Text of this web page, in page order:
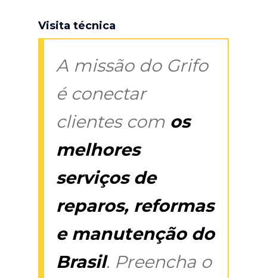
Visita técnica
A missão do Grifo
é conectar
clientes com os
melhores
serviços de
reparos, reformas
e manutenção do
Brasil. Preencha o